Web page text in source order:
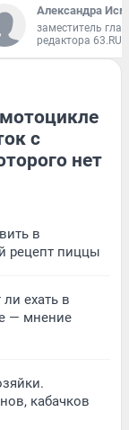
Александра
заместитель
редактора 63.RU
с
нет
в
рецепт пиццы
ехать в
— мнение
кабачков